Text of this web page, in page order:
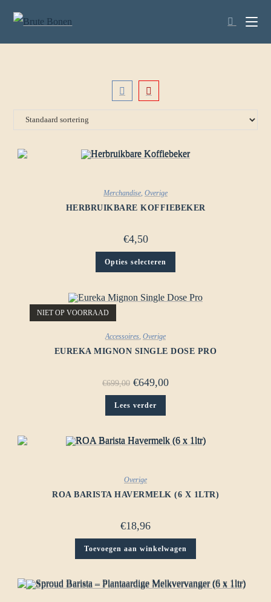
Merchandise, Overige
HERBRUIKBARE KOFFIEBEKER
€4,50
Opties selecteren
NIET OP VOORRAAD
Accessoires, Overige
EUREKA MIGNON SINGLE DOSE PRO
€699,00 €649,00
Lees verder
Overige
ROA BARISTA HAVERMELK (6 X 1LTR)
€18,96
Toevoegen aan winkelwagen